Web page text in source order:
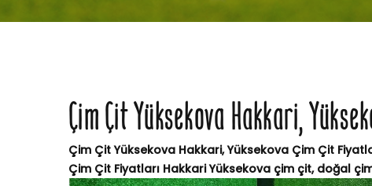
Çim Çit Yüksekova Hakkari,
Çim Çit Yüksekova Hakkari, Yüksekova Çim Çit
Çim Çit Fiyatları Hakkari Yüksekova çim çit, doğal